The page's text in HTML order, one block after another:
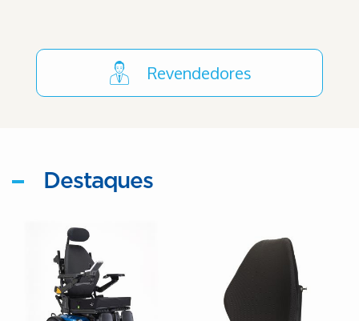
Revendedores
Destaques